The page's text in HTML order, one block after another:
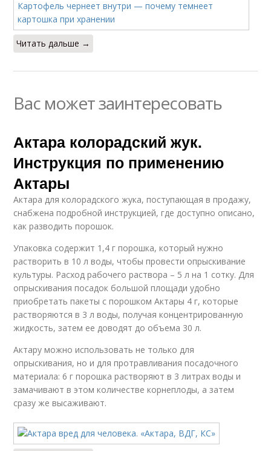
Читать дальше →
Вас может заинтересовать
Актара колорадский жук.
Инструкция по применению
Актары
Актара для колорадского жука, поступающая в продажу,
снабжена подробной инструкцией, где доступно описано,
как разводить порошок.
Упаковка содержит 1,4 г порошка, который нужно
растворить в 10 л воды, чтобы провести опрыскивание
культуры. Расход рабочего раствора – 5 л на 1 сотку. Для
опрыскивания посадок большой площади удобно
приобретать пакеты с порошком Актары 4 г, которые
растворяются в 3 л воды, получая концентрированную
жидкость, затем ее доводят до объема 30 л.
Актару можно использовать не только для
опрыскивания, но и для протравливания посадочного
материала: 6 г порошка растворяют в 3 литрах воды и
замачивают в этом количестве корнеплоды, а затем
сразу же высаживают.